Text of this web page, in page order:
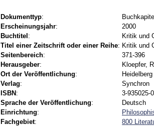
Dokumenttyp:
Erscheinungsjahr:
2000
Buchtitel :
Kritik und
Titel einer Zeitschrift oder einer Reihe: Kritik und
Seitenbereich:
371-396
Herausgeber:
Kloepfer,
Ort der Veröffentlichung:
Heidelberg
Verlag:
Synchron
ISBN :
3-935025-
Sprache der Veröffentlichung:
Deutsch
Einrichtung:
Fachgebiet: 800